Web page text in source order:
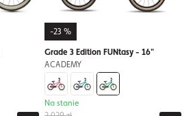
-23 %
Grade 3 Edition FUNtasy - 16"
ACADEMY
Na stanie